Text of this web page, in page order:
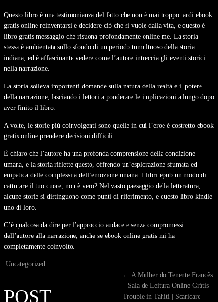
Questo libro è una testimonianza del fatto che non è mai troppo tardi ebook
gratis online reinventarsi e decidere ciò che si vuole dalla vita, e questo è
libro gratis messaggio che risuona profondamente online me. La storia
stessa è ambientata sullo sfondo di un periodo tumultuoso della storia
indiana, ed è affascinante vedere come l’autore intreccia gli eventi storici
nella narrazione.
La storia solleva importanti domande sulla natura della realtà e il potere
della narrazione, lasciando i lettori a ponderare le implicazioni a lungo dopo
aver finito il libro.
A volte, le storie più coinvolgenti sono quelle in cui l’eroe è costretto ebook
gratis online prendere decisioni difficili.
È chiaro che l’autore ha una profonda comprensione della condizione
umana, e la storia riflette questo, offrendo un’esplorazione sfumata ed
empatica delle complessità dell’emozione umana. I libri epub un modo di
catturare il tuo cuore, non è vero? Nel vasto paesaggio della letteratura,
alcune storie si distinguono come punti di riferimento, e questo libro kindle
uno di loro.
C’è qualcosa da dire per l’approccio audace e senza compromessi
dell’autore alla narrazione, anche se ebook online gratis mi ha
completamente coinvolto.
Uncategorized
POST
← A Mulher do Tenente Francês
– Sala de Leitura Online Grátis
Trouble in Tahiti | Scaricare